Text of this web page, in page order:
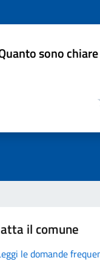
sono
il comune
le domande